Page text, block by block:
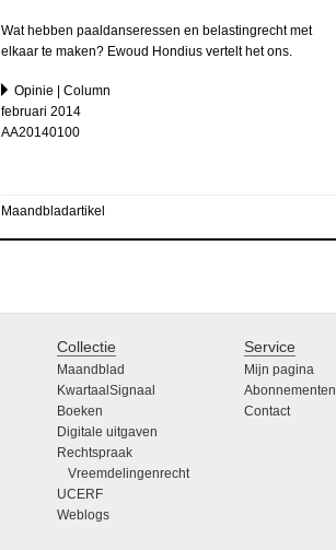
Wat hebben paaldanseressen en belastingrecht met
elkaar te maken? Ewoud Hondius vertelt het ons.
Opinie | Column
februari 2014
AA20140100
Maandbladartikel
Collectie
Maandblad
KwartaalSignaal
Boeken
Digitale uitgaven
Rechtspraak
Vreemdelingenrecht
UCERF
Weblogs
Service
Mijn pagina
Abonnementen
Contact